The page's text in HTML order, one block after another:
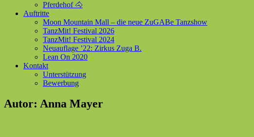
Pferdehof 🐴
Auftritte
Moon Mountain Mall – die neue ZuGABe Tanzshow
TanzMit! Festival 2026
TanzMit! Festival 2024
Neuauflage ’22: Zirkus Zuga B.
Lean On 2020
Kontakt
Unterstützung
Bewerbung
Autor: Anna Mayer